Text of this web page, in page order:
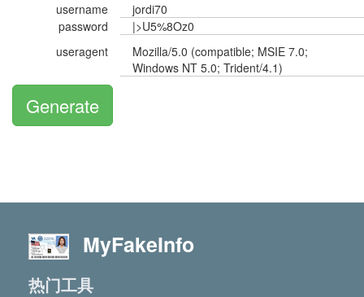
username
jordi70
password
|>U5%8Oz0
useragent
Mozilla/5.0 (compatible; MSIE 7.0;
Windows NT 5.0; Trident/4.1)
Generate
MyFakeInfo
热门工具